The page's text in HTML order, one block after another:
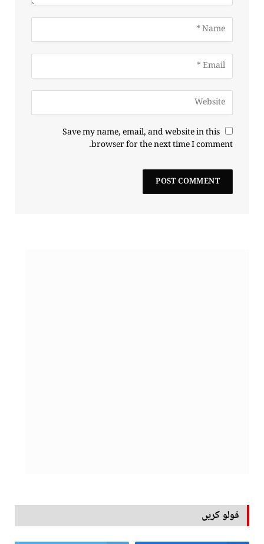
Save my name, email, and website in this
browser for the next time I comment.
فولو کریں